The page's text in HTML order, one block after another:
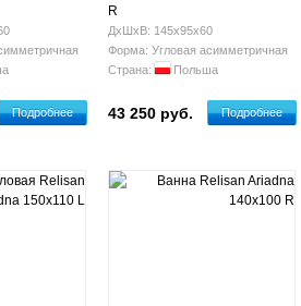
Подробнее
R
ДхШхВ: 145х95х60
Форма: Угловая асимметричная
Страна:
Польша
43 250 руб. Подробнее